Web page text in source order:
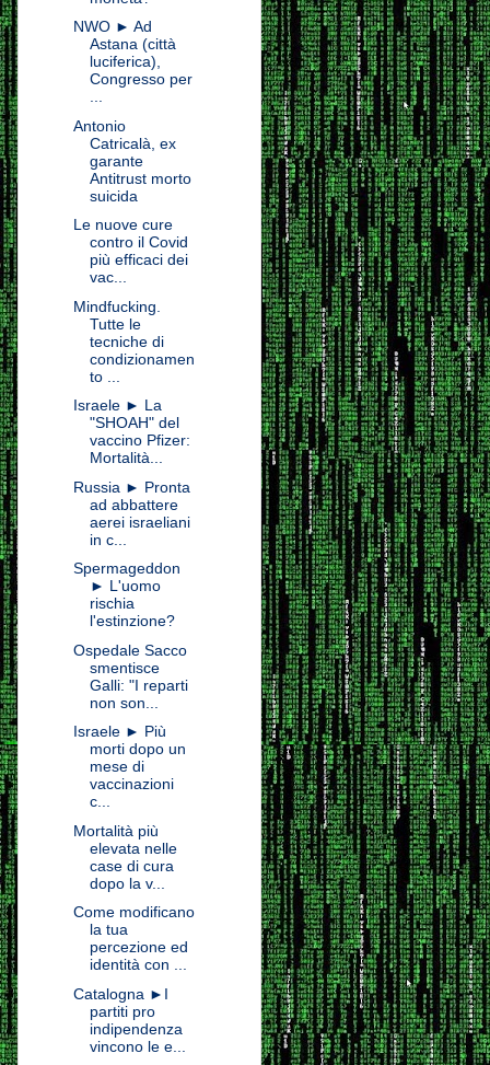
NWO ► Ad
Astana (città
luciferica),
Congresso per
...
Antonio
Catricalà, ex
garante
Antitrust morto
suicida
Le nuove cure
contro il Covid
più efficaci dei
vac...
Mindfucking.
Tutte le
tecniche di
condizionamen
to ...
Israele ► La
"SHOAH" del
vaccino Pfizer:
Mortalità...
Russia ► Pronta
ad abbattere
aerei israeliani
in c...
Spermageddon
► L'uomo
rischia
l'estinzione?
Ospedale Sacco
smentisce
Galli: "I reparti
non son...
Israele ► Più
morti dopo un
mese di
vaccinazioni
c...
Mortalità più
elevata nelle
case di cura
dopo la v...
Come modificano
la tua
percezione ed
identità con ...
Catalogna ►I
partiti pro
indipendenza
vincono le e...